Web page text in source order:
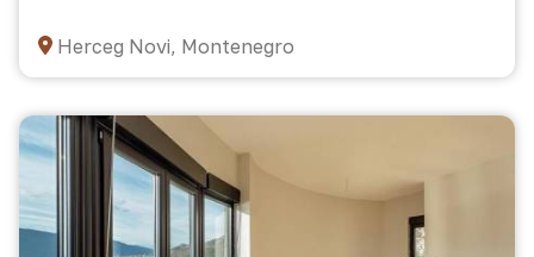
Herceg Novi, Montenegro